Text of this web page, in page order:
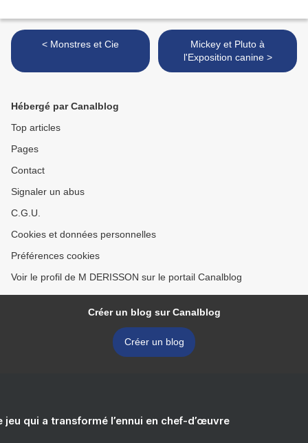
< Monstres et Cie
Mickey et Pluto à
l'Exposition canine >
Hébergé par Canalblog
Top articles
Pages
Contact
Signaler un abus
C.G.U.
Cookies et données personnelles
Préférences cookies
Voir le profil de M DERISSON sur le portail Canalblog
Créer un blog sur Canalblog
Créer un blog
jeu qui a transformé l’ennui en chef-d’œuvre